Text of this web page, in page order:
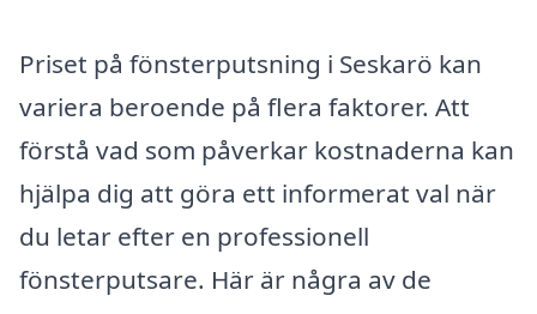
Priset på fönsterputsning i Seskarö kan
variera beroende på flera faktorer. Att
förstå vad som påverkar kostnaderna kan
hjälpa dig att göra ett informerat val när
du letar efter en professionell
fönsterputsare. Här är några av de